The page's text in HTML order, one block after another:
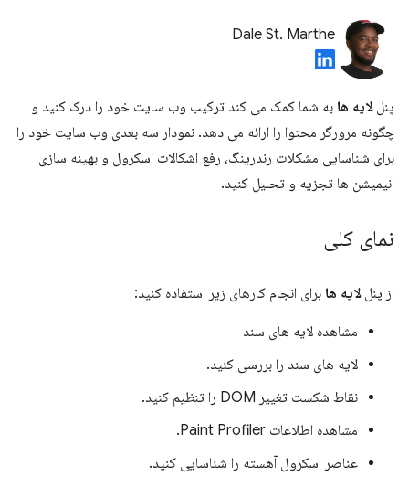
Dale St. Marthe
پنللایه ها به شما کمک می کند ترکیب وب سایت خود را درک کنید و
چگونه مرورگر محتوا را ارائه می دهد. نمودار سه بعدی وب سایت خود را
برای شناسایی مشکلات رندرینگ، رفع اشکالات اسکرول و بهینه سازی
انیمیشن ها تجزیه و تحلیل کنید.
نمای کلی
از پنللایه ها برای انجام کارهای زیر استفاده کنید:
مشاهده لایه های سند
لایه های سند را بررسی کنید.
نقاط شکست تغییر DOM را تنظیم کنید.
مشاهده اطلاعات Paint Profiler.
عناصر اسکرول آهسته را شناسایی کنید.